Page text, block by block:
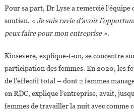
Pour sa part, Dr Lyse a remercié
soutien. « Je suis ravie d’avoir
peux faire pour mon entreprise ».
Kinsevere, explique-t-on, se concentre
participation des femmes. En 2020, les
de l’effectif total – dont 2 femmes
en RDC, explique l’entreprise, avait,
femmes de travailler la nuit avec comme